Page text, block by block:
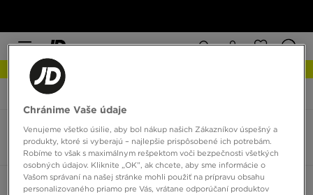
JD Sports adidas Munchen
adidas Munchen
2 produkty
Zoradiť:Odporúčané Filtrovať
Chránime Vaše údaje
Venujeme všetko úsilie, aby bol nákup našich Zákazníkov úspešný a
produkty, ktoré si vyberajú – najlepšie prispôsobené ich potrebám.
Robíme to však s maximálnym rešpektom voči bezpečnosti všetkých
osobných údajov. Kliknite „OK”, ak chcete, aby sme informácie o
Vašom správaní na našej stránke mohli použiť na prípravu obsahu
personalizovaného priamo pre Vás, vrátane odporúčaní produktov